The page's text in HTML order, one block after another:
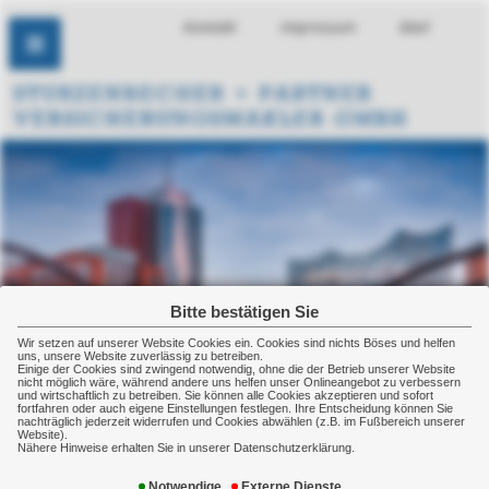
Bitte bestätigen Sie
Wir setzen auf unserer Website Cookies ein. Cookies sind nichts Böses und helfen
uns, unsere Website zuverlässig zu betreiben.
Einige der Cookies sind zwingend notwendig, ohne die der Betrieb unserer Website
nicht möglich wäre, während andere uns helfen unser Onlineangebot zu verbessern
und wirtschaftlich zu betreiben. Sie können alle Cookies akzeptieren und sofort
fortfahren oder auch eigene Einstellungen festlegen. Ihre Entscheidung können Sie
nachträglich jederzeit widerrufen und Cookies abwählen (z.B. im Fußbereich unserer
Website).
Nähere Hinweise erhalten Sie in unserer Datenschutzerklärung.
Kontakt Impressum Mail